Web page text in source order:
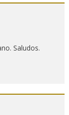
Saludos.